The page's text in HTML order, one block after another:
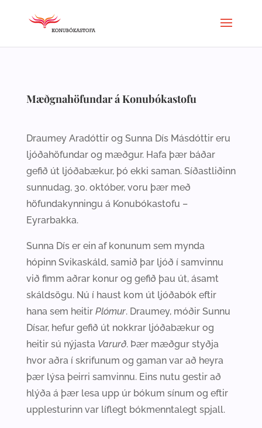
Mæðgnahöfundar á Konubókastofu
Draumey Aradóttir og Sunna Dís Másdóttir eru
ljóðahöfundar og mæðgur. Hafa þær báðar
gefið út ljóðabækur, þó ekki saman. Síðastliðinn
sunnudag, 30. október, voru þær með
höfundakynningu á Konubókastofu –
Eyrarbakka.
Sunna Dís er ein af konunum sem mynda
hópinn Svikaskáld, samið þar ljóð í samvinnu
við fimm aðrar konur og gefið þau út, ásamt
skáldsögu. Nú í haust kom út ljóðabók eftir
hana sem heitir Plómur. Draumey, móðir Sunnu
Dísar, hefur gefið út nokkrar ljóðabækur og
heitir sú nýjasta Varurð. Þær mæðgur styðja
hvor aðra í skrifunum og gaman var að heyra
þær lýsa þeirri samvinnu. Eins nutu gestir að
hlýða á þær lesa upp úr bókum sínum og eftir
upplesturinn var líflegt bókmenntalegt spjall.